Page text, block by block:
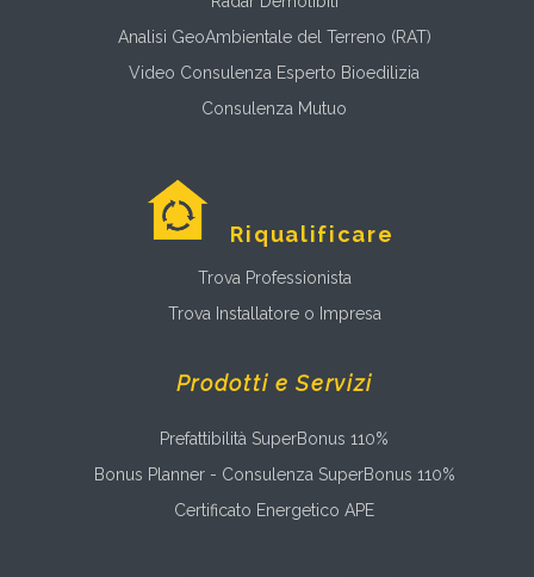
Analisi GeoAmbientale del Terreno (RAT)
Video Consulenza Esperto Bioedilizia
Consulenza Mutuo
Riqualificare
Trova Professionista
Trova Installatore o Impresa
Prodotti e Servizi
Prefattibilità SuperBonus 110%
Bonus Planner - Consulenza SuperBonus 110%
Certificato Energetico APE